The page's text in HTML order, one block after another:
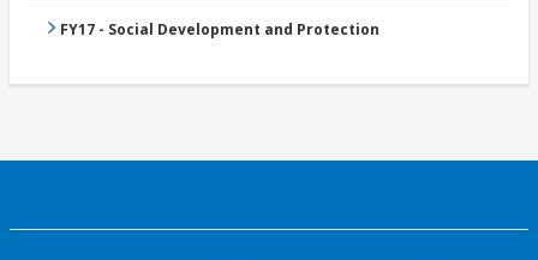
FY17 - Social Development and Protection